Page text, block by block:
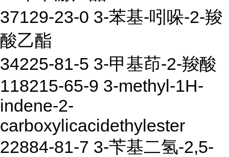
37129-23-0 3-苯基-吲哚-2-羧
酸乙酯
34225-81-5 3-甲基茚-2-羧酸
118215-65-9 3-methyl-1H-
indene-2-
carboxylicacidethylester
22884-81-7 3-苄基二氢-2,5-